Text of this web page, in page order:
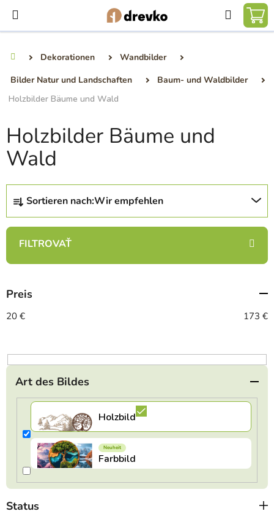
Inhalt
springen
Suchen
Dekorationen
Wandbilder
Bilder Natur und Landschaften
Baum- und Waldbilder
Holzbilder Bäume und Wald
Holzbilder Bäume und
Wald
P
o
u
t
s
o
t
i
Sortieren nach:Wir empfehlen
Preis
20 € 173 €
Art des Bildes
Status